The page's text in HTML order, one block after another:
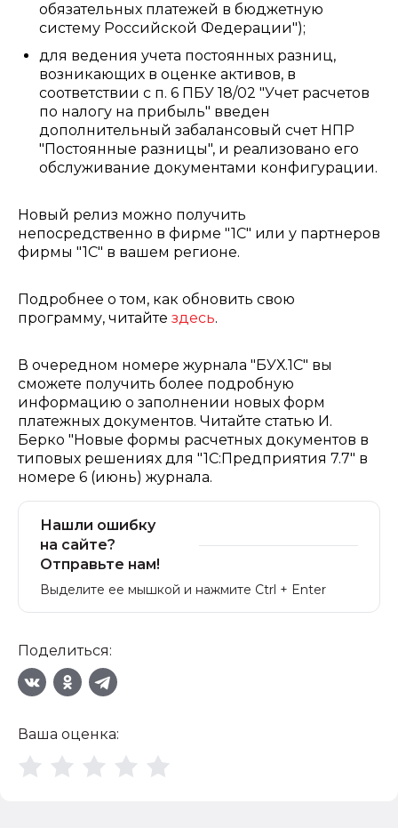
обязательных платежей в бюджетную
систему Российской Федерации");
для ведения учета постоянных разниц,
возникающих в оценке активов, в
соответствии с п. 6 ПБУ 18/02 "Учет расчетов
по налогу на прибыль" введен
дополнительный забалансовый счет НПР
"Постоянные разницы", и реализовано его
обслуживание документами конфигурации.
Новый релиз можно получить
непосредственно в фирме "1С" или у партнеров
фирмы "1С" в вашем регионе.
Подробнее о том, как обновить свою
программу, читайте здесь.
В очередном номере журнала "БУХ.1С" вы
сможете получить более подробную
информацию о заполнении новых форм
платежных документов. Читайте статью И.
Берко "Новые формы расчетных документов в
типовых решениях для "1С:Предприятия 7.7" в
номере 6 (июнь) журнала.
Нашли ошибку
на сайте?
Отправьте нам!
Выделите ее мышкой и нажмите Ctrl + Enter
Поделиться:
Ваша оценка: